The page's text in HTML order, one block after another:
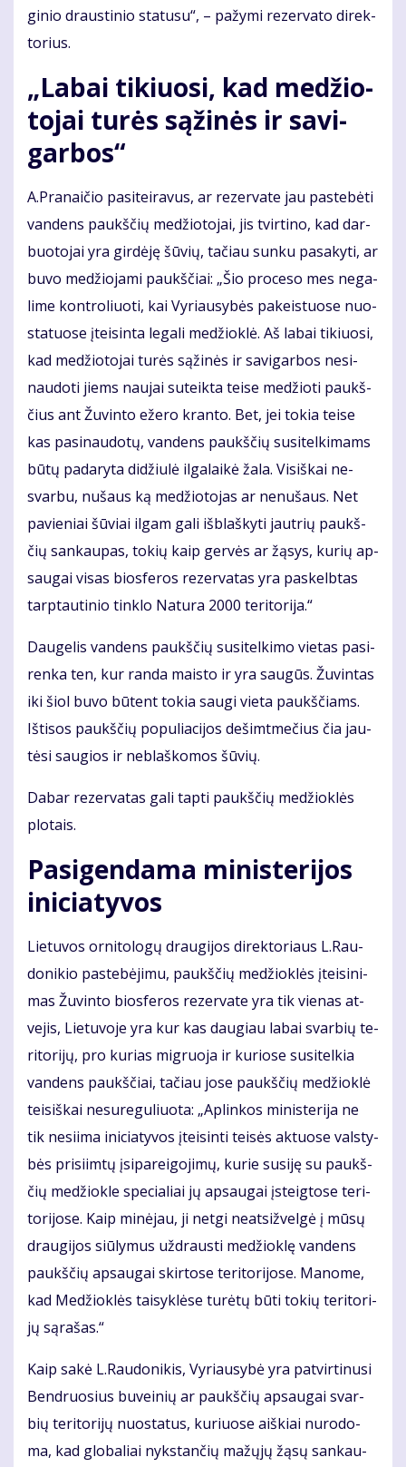
gi­nio draus­ti­nio sta­tu­su“, – pa­žy­mi re­zer­va­to di­rek­
to­rius.
„La­bai ti­kiuo­si, kad me­džio­
to­jai tu­rės są­ži­nės ir sa­vi­
gar­bos“
A.Pra­nai­čio pa­si­tei­ra­vus, ar re­zer­va­te jau pa­ste­bė­ti
van­dens paukš­čių me­džio­to­jai, jis tvir­ti­no, kad dar­
buo­to­jai yra gir­dė­ję šū­vių, ta­čiau sun­ku pa­sa­ky­ti, ar
bu­vo me­džio­ja­mi paukš­čiai: „Šio pro­ce­so mes ne­ga­
li­me kon­tro­liuo­ti, kai Vy­riau­sy­bės pa­keis­tuo­se nuo­
sta­tuo­se įtei­sin­ta le­ga­li me­džiok­lė. Aš la­bai ti­kiuo­si,
kad me­džio­to­jai tu­rės są­ži­nės ir sa­vi­gar­bos ne­si­
nau­do­ti jiems nau­jai su­teik­ta tei­se me­džio­ti paukš­
čius ant Žu­vin­to eže­ro kran­to. Bet, jei to­kia tei­se
kas pa­si­nau­do­tų, van­dens paukš­čių su­si­tel­ki­mams
bū­tų pa­da­ry­ta di­džiu­lė il­ga­lai­kė ža­la. Vi­siš­kai ne­
svar­bu, nu­šaus ką me­džio­to­jas ar ne­nu­šaus. Net
pa­vie­niai šū­viai il­gam ga­li iš­blaš­ky­ti jaut­rių paukš­
čių san­kau­pas, to­kių kaip ger­vės ar žą­sys, ku­rių ap­
sau­gai vi­sas bios­fe­ros re­zer­va­tas yra pa­skelb­tas
tarp­tau­ti­nio tin­klo Na­tu­ra 2000 te­ri­to­ri­ja.“
Dau­ge­lis van­dens paukš­čių su­si­tel­ki­mo vie­tas pa­si­
ren­ka ten, kur ran­da mais­to ir yra sau­gūs. Žu­vin­tas
iki šiol bu­vo bū­tent to­kia sau­gi vie­ta paukš­čiams.
Iš­ti­sos paukš­čių po­pu­lia­ci­jos de­šimt­me­čius čia jau­
tė­si sau­gios ir ne­blaš­ko­mos šū­vių.
Da­bar re­zer­va­tas ga­li tap­ti paukš­čių me­džiok­lės
plo­tais.
Pa­si­gen­da­ma mi­nis­te­ri­jos
ini­cia­ty­vos
Lie­tu­vos or­ni­to­lo­gų drau­gi­jos di­rek­to­riaus L.Rau­
do­ni­kio pa­ste­bė­ji­mu, paukš­čių me­džiok­lės įtei­si­ni­
mas Žu­vin­to bios­fe­ros re­zer­va­te yra tik vie­nas at­
ve­jis, Lie­tu­vo­je yra kur kas dau­giau la­bai svar­bių te­
ri­to­ri­jų, pro ku­rias mig­ruo­ja ir ku­rio­se su­si­tel­kia
van­dens paukš­čiai, ta­čiau jo­se paukš­čių me­džiok­lė
tei­siš­kai ne­su­re­gu­liuo­ta: „Ap­lin­kos mi­nis­te­ri­ja ne
tik ne­si­i­ma ini­cia­ty­vos įtei­sin­ti tei­sės ak­tuo­se vals­ty­
bės pri­si­im­tų įsi­pa­rei­go­ji­mų, ku­rie su­si­ję su paukš­
čių me­džiok­le spe­cia­liai jų ap­sau­gai įsteig­to­se te­ri­
to­ri­jo­se. Kaip mi­nė­jau, ji net­gi neat­si­žvel­gė į mū­sų
drau­gi­jos siū­ly­mus už­draus­ti me­džiok­lę van­dens
paukš­čių ap­sau­gai skir­to­se te­ri­to­ri­jo­se. Ma­no­me,
kad Me­džiok­lės tai­syk­lė­se tu­rė­tų bū­ti to­kių te­ri­to­ri­
jų są­ra­šas.“
Kaip sa­kė L.Rau­do­ni­kis, Vy­riau­sy­bė yra pa­tvir­ti­nu­si
Ben­druo­sius bu­vei­nių ar paukš­čių ap­sau­gai svar­
bių te­ri­to­ri­jų nuo­sta­tus, ku­riuo­se aiš­kiai nu­ro­do­
ma, kad glo­ba­liai nyks­tan­čių ma­žų­jų žą­sų san­kau­